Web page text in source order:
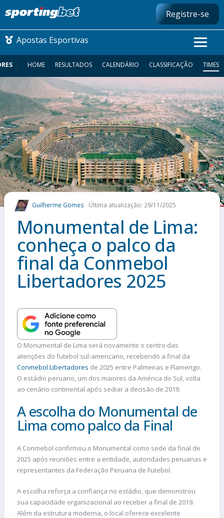
Registre-se
Apostas Esportivas
CONMEBOL LIBERTADORES
FUTEBOL NACIONAL
FUTEBOL INTERNACIONAL
COMO APOSTAR
MAIS ESPORTES
HOME RESULTADOS CALENDÁRIO CLASSIFICAÇÃO TIMES
Guilherme Gomes Última atualização: 29/11/2025
Monumental de Lima:
conheça o palco da
final da Conmebol
Libertadores 2025
O Monumental de Lima será novamente o centro das
atenções do futebol sul-americano, recebendo a final da
Conmebol Libertadores de 2025 entre Palmeiras e Flamengo.
O estádio peruano, um dos maiores da América do Sul, volta
ao cenário continental após sediar a decisão de 2019.
A escolha do Monumental de
Lima como palco da Final
A Conmebol confirmou o Monumental como sede da final de
2025 após reuniões entre a entidade, autoridades peruanas e
representantes da Federação Peruana de Futebol.
A escolha reforça a confiança no estádio, que demonstrou
sua capacidade organizacional ao receber a final de 2019.
Além da estrutura moderna, o local oferece excelente